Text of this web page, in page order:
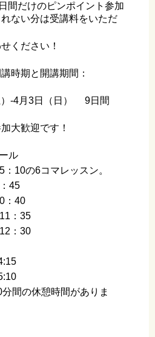
間だけのピンポイント参加
ない分は受講料をいただ
ください！
講時期と開講期間：
）-4月3日（日） 9日間
大歓迎です！
ル
10の6コマレッスン。
45
：40
：35
：30
間の休憩時間がありま